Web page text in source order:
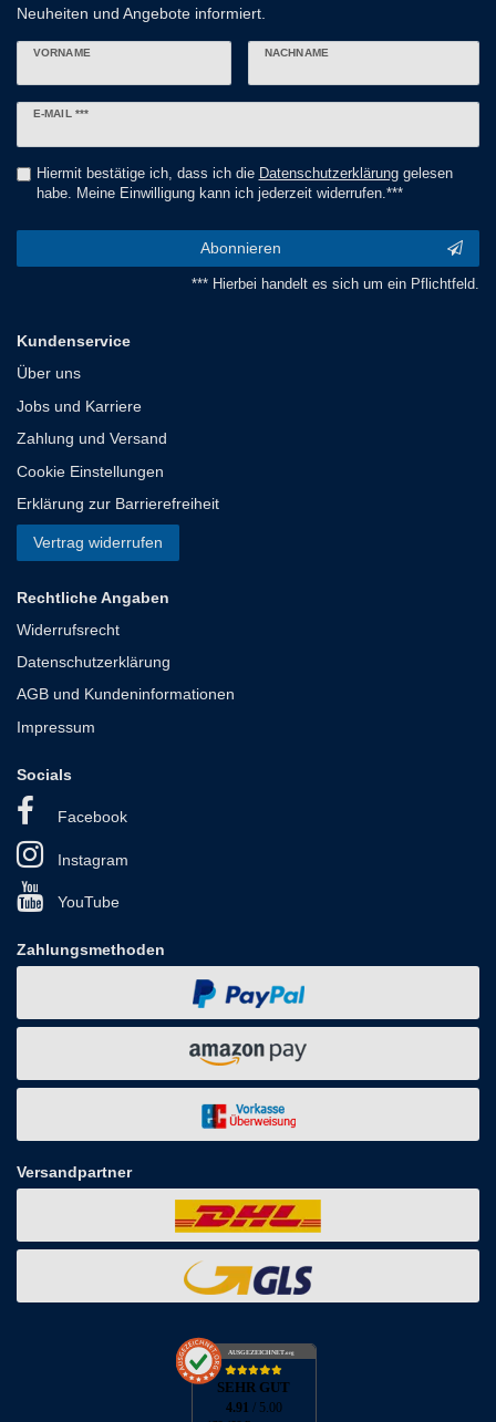
Neuheiten und Angebote informiert.
VORNAME NACHNAME
E-MAIL ***
Newsletter
Hiermit bestätige ich, dass ich die Daten­schutz­erklärunggelesen
habe. Meine Einwilligung kann ich jederzeit widerrufen.***
Abonnieren
*** Hierbei handelt es sich um ein Pflichtfeld.
Kundenservice
Über uns
Jobs und Karriere
Zahlung und Versand
Cookie Einstellungen
Erklärung zur Barrierefreiheit
Vertrag widerrufen
Rechtliche Angaben
Widerrufsrecht
Datenschutzerklärung
AGB und Kundeninformationen
Impressum
Socials
Facebook
Instagram
YouTube
Zahlungsmethoden
Versandpartner
AUSGEZEICHNET.org
SEHR GUT
4.91 / 5.00